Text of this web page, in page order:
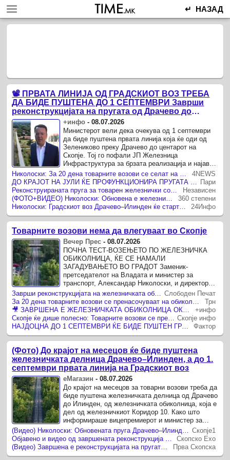
↵ НАЗАД
📽️ ПРВАТА ЛИНИЈА ОД ГРАДСКИОТ ВОЗ ТРЕБА
ДА БИДЕ ПУШТЕНА ДО 1 СЕПТЕМВРИ Заврши
реконструкцијата на пругата од Драчево до
Илинден
+инфо -08.07.2026
Министерот вели дека очекува од 1 септември
да биде пуштена првата линија која ќе оди од
Зелениково преку Драчево до центарот на
Скопје. Тој го пофали ЈП Железница
Инфраструктура за брзата реализација и најави
дека по тест периодот и техничкиот прием за
дваесетина пругата ќе ја ...
4NEWS
Пари
Независен
360 степени
24Инфо
Товарните возови нема да влегуваат во Скопје
Вечер Прес -08.07.2026
ПОЧНА ТЕСТ-ВОЗЕЊЕТО ПО ЖЕЛЕЗНИЧКА
ОБИКОЛНИЦА, ЌЕ СЕ НАМАЛИ
ЗАГАДУВАЊЕТО ВО ГРАДОТ Заменик-
претседателот на Владата и министер за
транспорт, Александар Николоски, и директорот
на ЈП „Железници – Инфраструктура“, Синиша
Ивановски, извршија увид во реконструираната
пруга, а ...
Слободен Печат
Трн
+инфо
Скопје инфо
Фактор
(Фото) До крајот на месецов ќе биде пуштена
железничката делница Драчево–Илинден, а до 1.
септември првата линија на Градскиот воз
еМагазин -08.07.2026
До крајот на месецов за товарни возови треба да
биде пуштена железничката делница од Драчево
до Илинден, од железничката обиколница, која е
дел од железничкиот Коридор 10. Како што
информираше вицепремиерот и министер за
транспорт, Александар Николоски, нејзината
реконструкција ...
(Видео) Николоски: Обновената пруга Драчево–Илинден ќе го забрза карго сообраќајот и ќе го намали загадувањето Скопје1
Објавено и видео од завршената реконструкција на пругата за товарен сообраќај на релација Драчево – Илинден
Скопско Ехо
(Видео) Завршена е реконструкцијата на пругата за товарен сообраќај на релација Драчево – Илинден
Прва Скопска